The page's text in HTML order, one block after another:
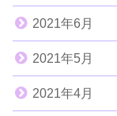
2021年6月
2021年5月
2021年4月